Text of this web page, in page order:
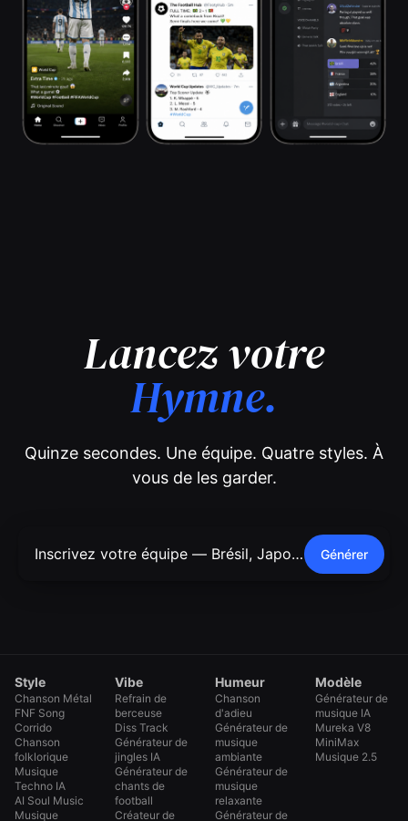
Lancez votre
Hymne.
Quinze secondes. Une équipe. Quatre styles. À
vous de les garder.
Générer
Style
Chanson Métal
FNF Song
Corrido
Chanson
folklorique
Musique
Techno IA
AI Soul Music
Musique
Vibe
Refrain de
berceuse
Diss Track
Générateur de
jingles IA
Générateur de
chants de
football
Créateur de
Humeur
Chanson
d'adieu
Générateur de
musique
ambiante
Générateur de
musique
relaxante
Générateur de
Modèle
Générateur de
musique IA
Mureka V8
MiniMax
Musique 2.5